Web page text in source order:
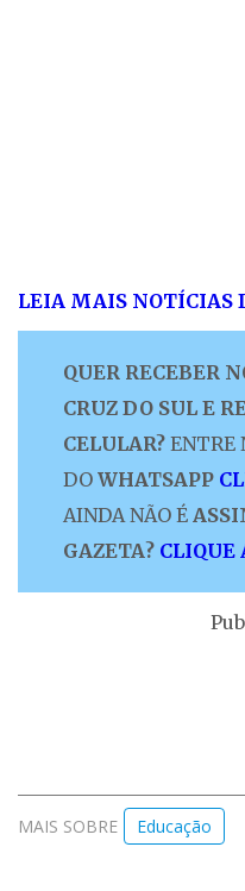
LEIA MAIS NOTÍCIAS
QUER RECEBER
CRUZ DO SUL E
CELULAR? ENTRE
DO WHATSAPP
AINDA NÃO É
GAZETA? CLIQUE
MAIS SOBRE Educação